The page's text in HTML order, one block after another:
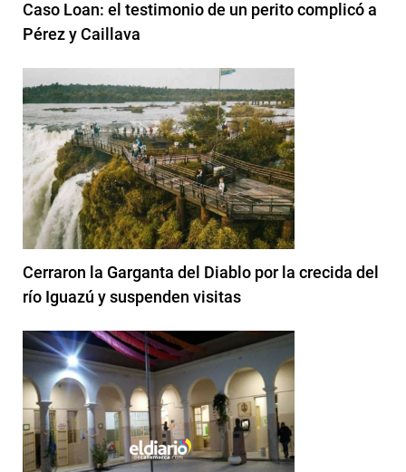
Caso Loan: el testimonio de un perito complicó a
Pérez y Caillava
Cerraron la Garganta del Diablo por la crecida del
río Iguazú y suspenden visitas